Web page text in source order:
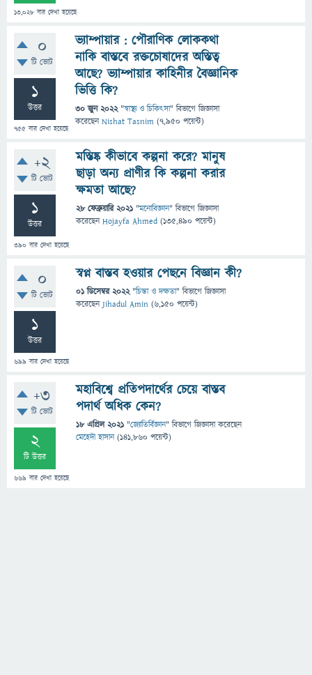
13,028 বার দেখা হয়েছে
0
টি ভোট
1
উত্তর
755 বার দেখা হয়েছে
ভ্যাম্পায়ার : পৌরাণিক লোককথা
নাকি বাস্তবে রক্তচোষাদের অস্তিত্ব
আছে? ভ্যাম্পায়ার কাহিনীর বৈজ্ঞানিক
ভিত্তি কি?
30 জুন 2022 "স্বাস্থ্য ও চিকিৎসা" বিভাগে জিজ্ঞাসা
করেছেনNishat Tasnim (7,950 পয়েন্ট)
+2
টি ভোট
1
উত্তর
390 বার দেখা হয়েছে
মস্তিষ্ক কীভাবে কল্পনা করে? মানুষ
ছাড়া অন্য প্রাণীর কি কল্পনা করার
ক্ষমতা আছে?
28 ফেব্রুয়ারি 2021 "মনোবিজ্ঞান" বিভাগে জিজ্ঞাসা
করেছেনHojayfa Ahmed (135,490 পয়েন্ট)
0
টি ভোট
1
উত্তর
699 বার দেখা হয়েছে
স্বপ্ন বাস্তব হওয়ার পেছনে বিজ্ঞান কী?
01 ডিসেম্বর 2022 "চিন্তা ও দক্ষতা" বিভাগে জিজ্ঞাসা
করেছেনJihadul Amin (6,150 পয়েন্ট)
+3
টি ভোট
2
টি উত্তর
669 বার দেখা হয়েছে
মহাবিশ্বে প্রতিপদার্থের চেয়ে বাস্তব
পদার্থ অধিক কেন?
18 এপ্রিল 2021 "জ্যোতির্বিজ্ঞান" বিভাগে জিজ্ঞাসাকরেছেন
মেহেদী হাসান (141,860 পয়েন্ট)